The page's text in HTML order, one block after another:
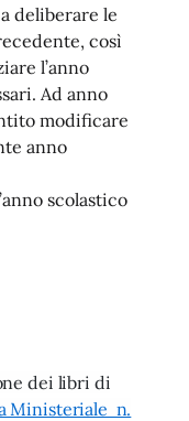
deliberare le
così
l’anno
Ad anno
modificare
anno
scolastico
dei libri di
Ministeriale n.